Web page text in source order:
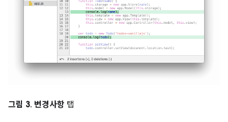
그림 3. 변경사항 탭